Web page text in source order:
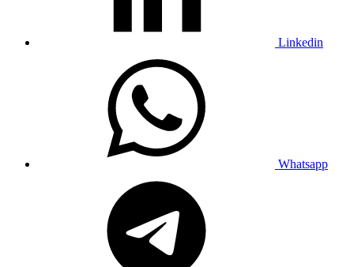
Linkedin
Whatsapp